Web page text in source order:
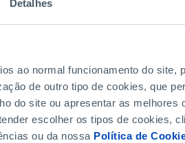
Detalhes
ao normal funcionamento do site,
de outro tipo de cookies, que
do site ou apresentar as melhores
escolher os tipos de cookies,
ou da nossa Política de